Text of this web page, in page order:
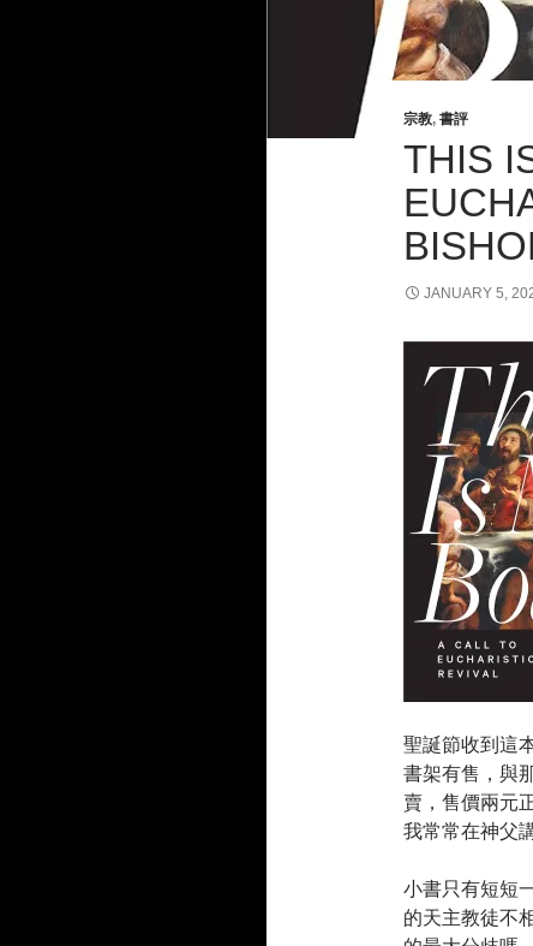
宗教, 書評
THIS
JANUARY 5,
聖誕節收到這
書架有售，與
賣，售價兩元
我常常在神父
小書只有短短
的天主教徒不